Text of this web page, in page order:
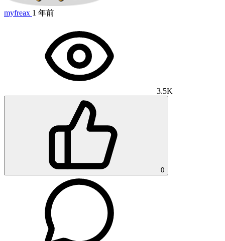
myfreax 1 年前
3.5K
0